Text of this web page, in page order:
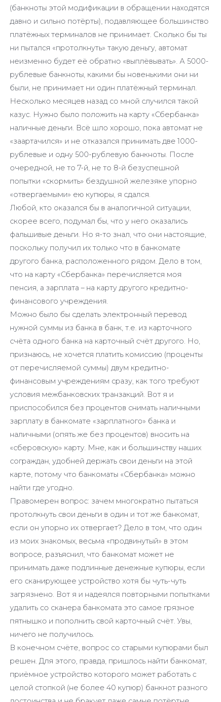
(банкноты этой модификации в обращении находятся
давно и сильно потёрты), подавляющее большинство
платёжных терминалов не принимает. Сколько бы ты
ни пытался «протолкнуть» такую деньгу, автомат
неизменно будет её обратно «выплёвывать». А 5000-
рублевые банкноты, какими бы новенькими они ни
были, не принимает ни один платёжный терминал.
Несколько месяцев назад со мной случился такой
казус. Нужно было положить на карту «Сбербанка»
наличные деньги. Всё шло хорошо, пока автомат не
«заартачился» и не отказался принимать две 1000-
рублевые и одну 500-рублевую банкноты. После
очередной, не то 7-й, не то 8-й безуспешной
попытки «скормить» бездушной железяке упорно
«отвергаемыми» ею купюры, я сдался.
Любой, кто оказался бы в аналогичной ситуации,
скорее всего, подумал бы, что у него оказались
фальшивые деньги. Но я-то знал, что они настоящие,
поскольку получил их только что в банкомате
другого банка, расположенного рядом. Дело в том,
что на карту «Сбербанка» перечисляется моя
пенсия, а зарплата – на карту другого кредитно-
финансового учреждения.
Можно было бы сделать электронный перевод
нужной суммы из банка в банк, т.е. из карточного
счёта одного банка на карточный счёт другого. Но,
признаюсь, не хочется платить комиссию (проценты
от перечисляемой суммы) двум кредитно-
финансовым учреждениям сразу, как того требуют
условия межбанковских транзакций. Вот я и
приспособился без процентов снимать наличными
зарплату в банкомате «зарплатного» банка и
наличными (опять же без процентов) вносить на
«сберовскую» карту. Мне, как и большинству наших
сограждан, удобней держать свои деньги на этой
карте, потому что банкоматы «Сбербанка» можно
найти где угодно.
Правомерен вопрос: зачем многократно пытаться
протолкнуть свои деньги в один и тот же банкомат,
если он упорно их отвергает? Дело в том, что один
из моих знакомых, весьма «продвинутый» в этом
вопросе, разъяснил, что банкомат может не
принимать даже подлинные денежные купюры, если
его сканирующее устройство хотя бы чуть-чуть
загрязнено. Вот я и надеялся повторными попытками
удалить со сканера банкомата это самое грязное
пятнышко и пополнить свой карточный счёт. Увы,
ничего не получилось.
В конечном счёте, вопрос со старыми купюрами был
решен. Для этого, правда, пришлось найти банкомат,
приёмное устройство которого может работать с
целой стопкой (не более 40 купюр) банкнот разного